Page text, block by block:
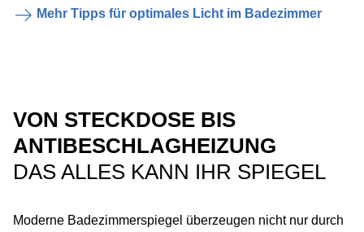
Mehr Tipps für optimales Licht im Badezimmer
VON STECKDOSE BIS
ANTIBESCHLAGHEIZUNG
DAS ALLES KANN IHR SPIEGEL
Moderne Badezimmerspiegel überzeugen nicht nur durch